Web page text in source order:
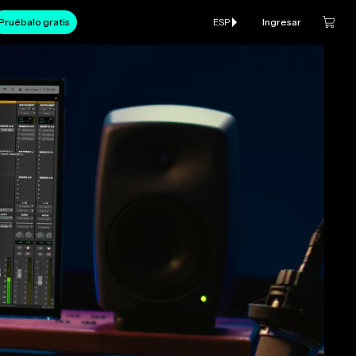
gratis ESP Ingresar